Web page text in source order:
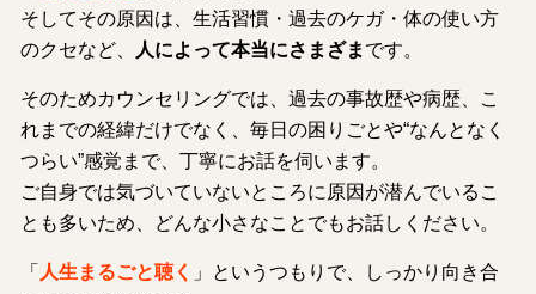
そしてその原因は、生活習慣・過去のケガ・体の使い方
のクセなど、
人によって本当にさまざま です。
そのためカウンセリングでは、過去の事故歴や病歴、こ
れまでの経緯だけでなく、毎日の困りごとや“なんとなく
つらい”感覚まで、丁寧にお話を伺います。
ご自身では気づいていないところに原因が潜んでいるこ
とも多いため、どんな小さなことでもお話しください。
「 人生まるごと聴く 」というつもりで、しっかり向き合